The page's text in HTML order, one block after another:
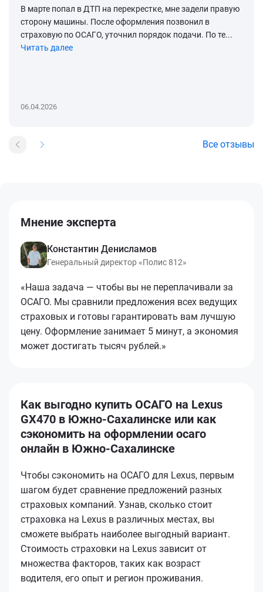
В марте попал в ДТП на перекрестке, мне задели правую
сторону машины. После оформления позвонил в
страховую по ОСАГО, уточнил порядок подачи. По те...
Читать далее
06.04.2026
Все отзывы
Мнение эксперта
Константин Денисламов
Генеральный директор «Полис 812»
«Наша задача — чтобы вы не переплачивали за
ОСАГО. Мы сравнили предложения всех ведущих
страховых и готовы гарантировать вам лучшую
цену. Оформление занимает 5 минут, а экономия
может достигать тысяч рублей.»
Как выгодно купить ОСАГО на Lexus
GX470 в Южно-Сахалинске или как
сэкономить на оформлении осаго
онлайн в Южно-Сахалинске
Чтобы сэкономить на ОСАГО для Lexus, первым
шагом будет сравнение предложений разных
страховых компаний. Узнав, сколько стоит
страховка на Lexus в различных местах, вы
сможете выбрать наиболее выгодный вариант.
Стоимость страховки на Lexus зависит от
множества факторов, таких как возраст
водителя, его опыт и регион проживания.